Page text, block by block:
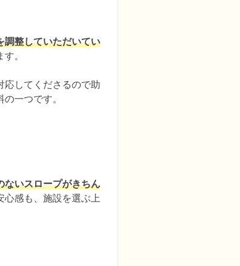
調整していただいてい
。
応してくださるので助
一つです。
ないスロープがきちん
心感も、施設を選ぶ上